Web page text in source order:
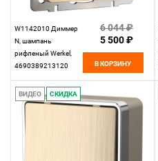
W1142010 Диммер
N, шампань
рифленый Werkel,
4690389213120
6 044 ₽
5 500 ₽
В КОРЗИНУ
ВИДЕО СКИДКА